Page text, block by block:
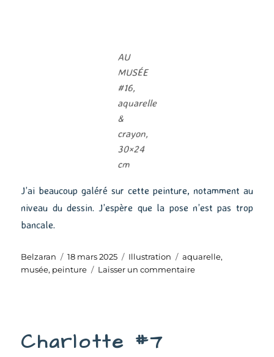
AU
MUSÉE
#16,
aquarelle
&
crayon,
30×24
cm
J’ai beaucoup galéré sur cette peinture, notamment au
niveau du dessin. J’espère que la pose n’est pas trop
bancale.
Auteur
Belzaran
Publié
le
18 mars 2025 Catégories
Illustration Étiquettes
aquarelle,
musée, peinture Laisser un commentairesur
Charlotte #7